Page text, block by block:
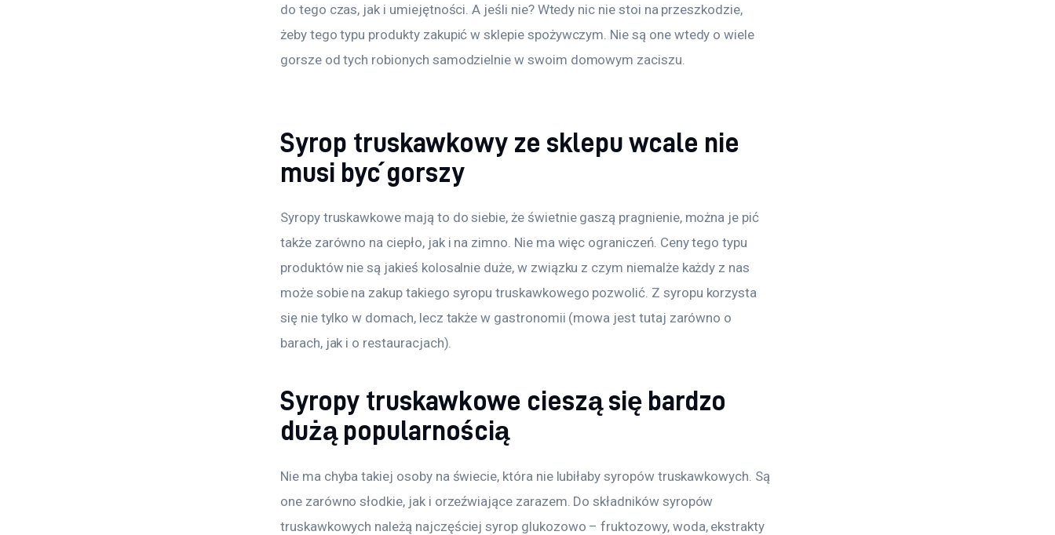
do tego czas, jak i umiejętności. A jeśli nie? Wtedy nic nie stoi na przeszkodzie,
żeby tego typu produkty zakupić w sklepie spożywczym. Nie są one wtedy o wiele
gorsze od tych robionych samodzielnie w swoim domowym zaciszu.
Syrop truskawkowy ze sklepu wcale nie
musi być gorszy
Syropy truskawkowe mają to do siebie, że świetnie gaszą pragnienie, można je pić
także zarówno na ciepło, jak i na zimno. Nie ma więc ograniczeń. Ceny tego typu
produktów nie są jakieś kolosalnie duże, w związku z czym niemalże każdy z nas
może sobie na zakup takiego syropu truskawkowego pozwolić. Z syropu korzysta
się nie tylko w domach, lecz także w gastronomii (mowa jest tutaj zarówno o
barach, jak i o restauracjach).
Syropy truskawkowe cieszą się bardzo
dużą popularnością
Nie ma chyba takiej osoby na świecie, która nie lubiłaby syropów truskawkowych. Są
one zarówno słodkie, jak i orzeźwiające zarazem. Do składników syropów
truskawkowych należą najczęściej syrop glukozowo – fruktozowy, woda, ekstrakty